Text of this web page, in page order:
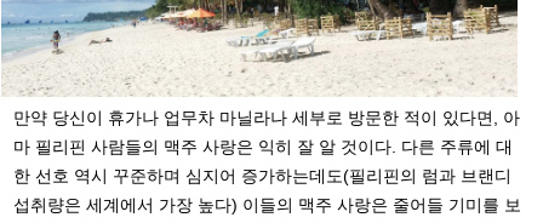
만약 당신이 휴가나 업무차 마닐라나 세부로 방문한 적이 있다면, 아
마 필리핀 사람들의 맥주 사랑은 익히 잘 알 것이다. 다른 주류에 대
한 선호 역시 꾸준하며 심지어 증가하는데도(필리핀의 럼과 브랜디
섭취량은 세계에서 가장 높다) 이들의 맥주 사랑은 줄어들 기미를 보